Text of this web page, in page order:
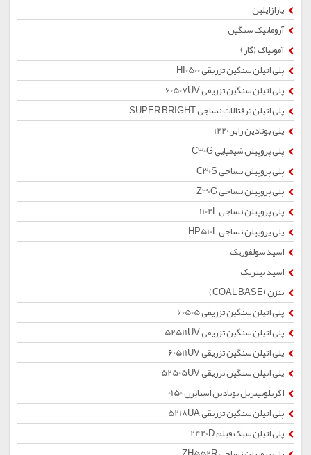
پارازایلین
آروماتیک سنگین
آمونیاک (گاز)
پلی اتیلن سنگین تزریقی HI0500
پلی اتیلن سنگین تزریقی 60507UV
پلی اتیلن ترفتالات نساجی SUPER BRIGHT
پلی بوتادین رابر 1220
پلی پروپیلن شیمیایی C30G
پلی پروپیلن نساجی C30S
پلی پروپیلن نساجی Z30G
پلی پروپیلن نساجی 1102L
پلی پروپیلن نساجی HP510L
اسید سولفوریک
اسید نیتریک
بنزن (COAL BASE)
پلی اتیلن سنگین تزریقی 60505
پلی اتیلن سنگین تزریقی 52511UV
پلی اتیلن سنگین تزریقی 60511UV
پلی اتیلن سنگین تزریقی 52505UV
اکریلونیتریل بوتادین استایرن 0150
پلی اتیلن سنگین تزریقی 5218UA
پلی اتیلن سبک فیلم 2420D